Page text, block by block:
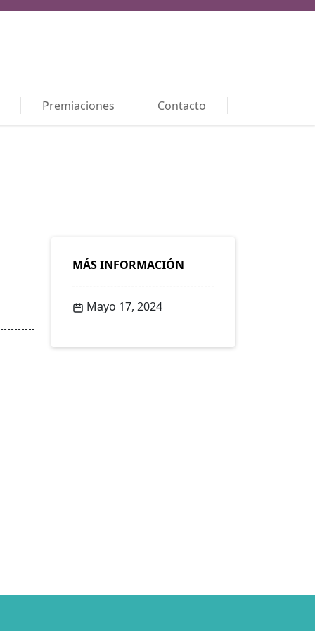
Premiaciones Contacto
MÁS INFORMACIÓN
Mayo 17, 2024